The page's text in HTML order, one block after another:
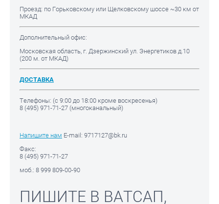
Проезд: по Горьковскому или Щелковскому шоссе ~30 км от
МКАД
Дополнительный офис:
Московская область, г. Дзержинский ул. Энергетиков д.10
(200 м. от МКАД)
ДОСТАВКА
Телефоны: (с 9:00 до 18:00 кроме воскресенья)
8 (495) 971-71-27 (многоканальный)
Напишите нам E-mail: 9717127@bk.ru
Факс:
8 (495) 971-71-27
моб.: 8 999 809-00-90
ПИШИТЕ В ВАТСАП,